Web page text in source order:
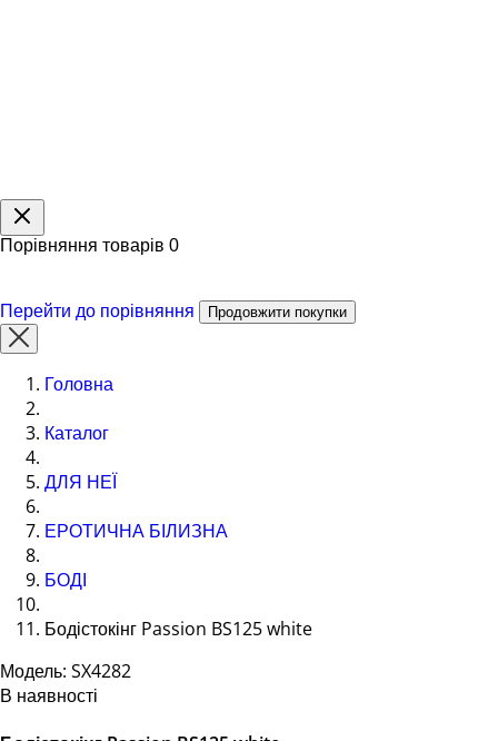
Порівняння товарів 0
Перейти до порівняння Продовжити покупки
Головна
Каталог
ДЛЯ НЕЇ
ЕРОТИЧНА БІЛИЗНА
БОДІ
Бодістокінг Passion BS125 white
Модель: SX4282
В наявності